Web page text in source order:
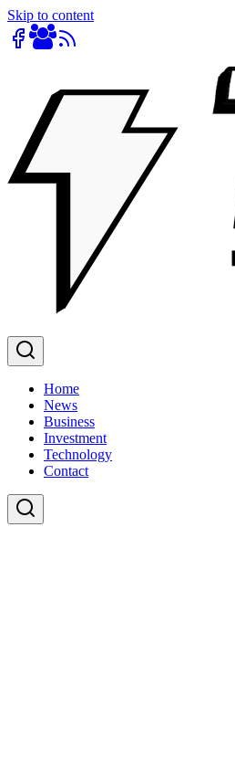
Skip to content
Home
News
Business
Investment
Technology
Contact